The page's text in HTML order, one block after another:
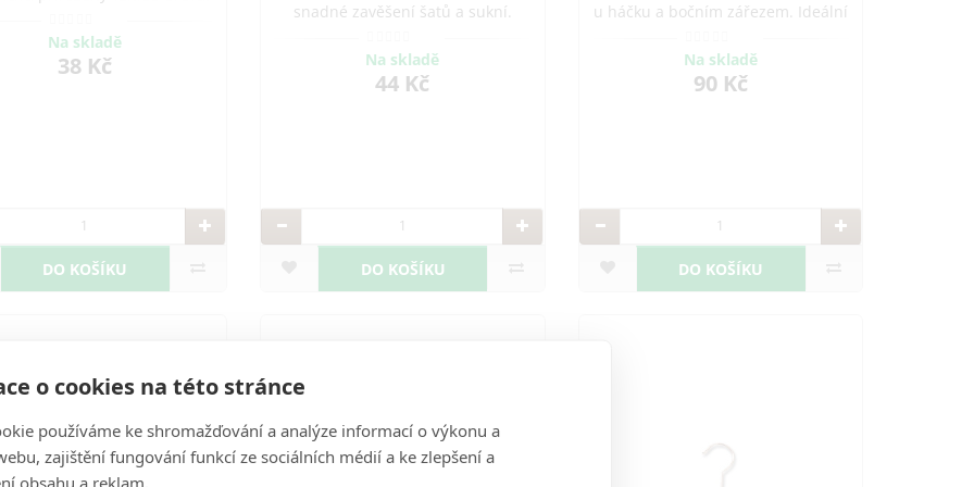
o cookies na této stránce
používáme ke shromažďování a analýze informací o výkonu a
zajištění fungování funkcí ze sociálních médií a ke zlepšení a
obsahu a reklam.
pro domácnosti, hotely i
butiky. Vyrobeno v ČR.
Na skladě
38 Kč
DO KOŠÍKU
snadné zavěšení šatů a sukní.
butiky. Vyrobeno v ČR.
Na skladě
44 Kč
DO KOŠÍKU
u háčku a bočním zářezem. Ideální
pro domácnosti, hotely i butiky.
Vyrobeno v ČR.
Na skladě
90 Kč
DO KOŠÍKU